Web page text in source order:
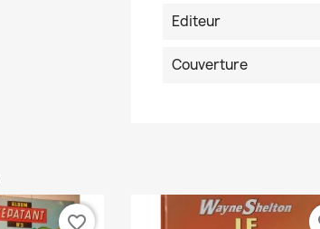
Editeur
Couverture
favorite_border